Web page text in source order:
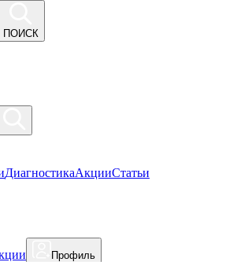
ПОИСК
ДиагностикаАкцииСтатьи
Профиль